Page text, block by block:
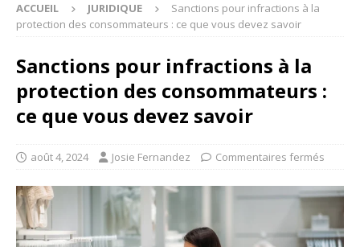
ACCUEIL JURIDIQUE
Sanctions pour infractions à la
protection des consommateurs : ce que vous devez savoir
Sanctions pour infractions à la
protection des consommateurs :
ce que vous devez savoir
août 4, 2024 Josie Fernandez Commentaires fermés